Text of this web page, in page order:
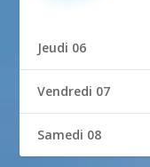
Jeudi 06
Vendredi 07
Samedi 08